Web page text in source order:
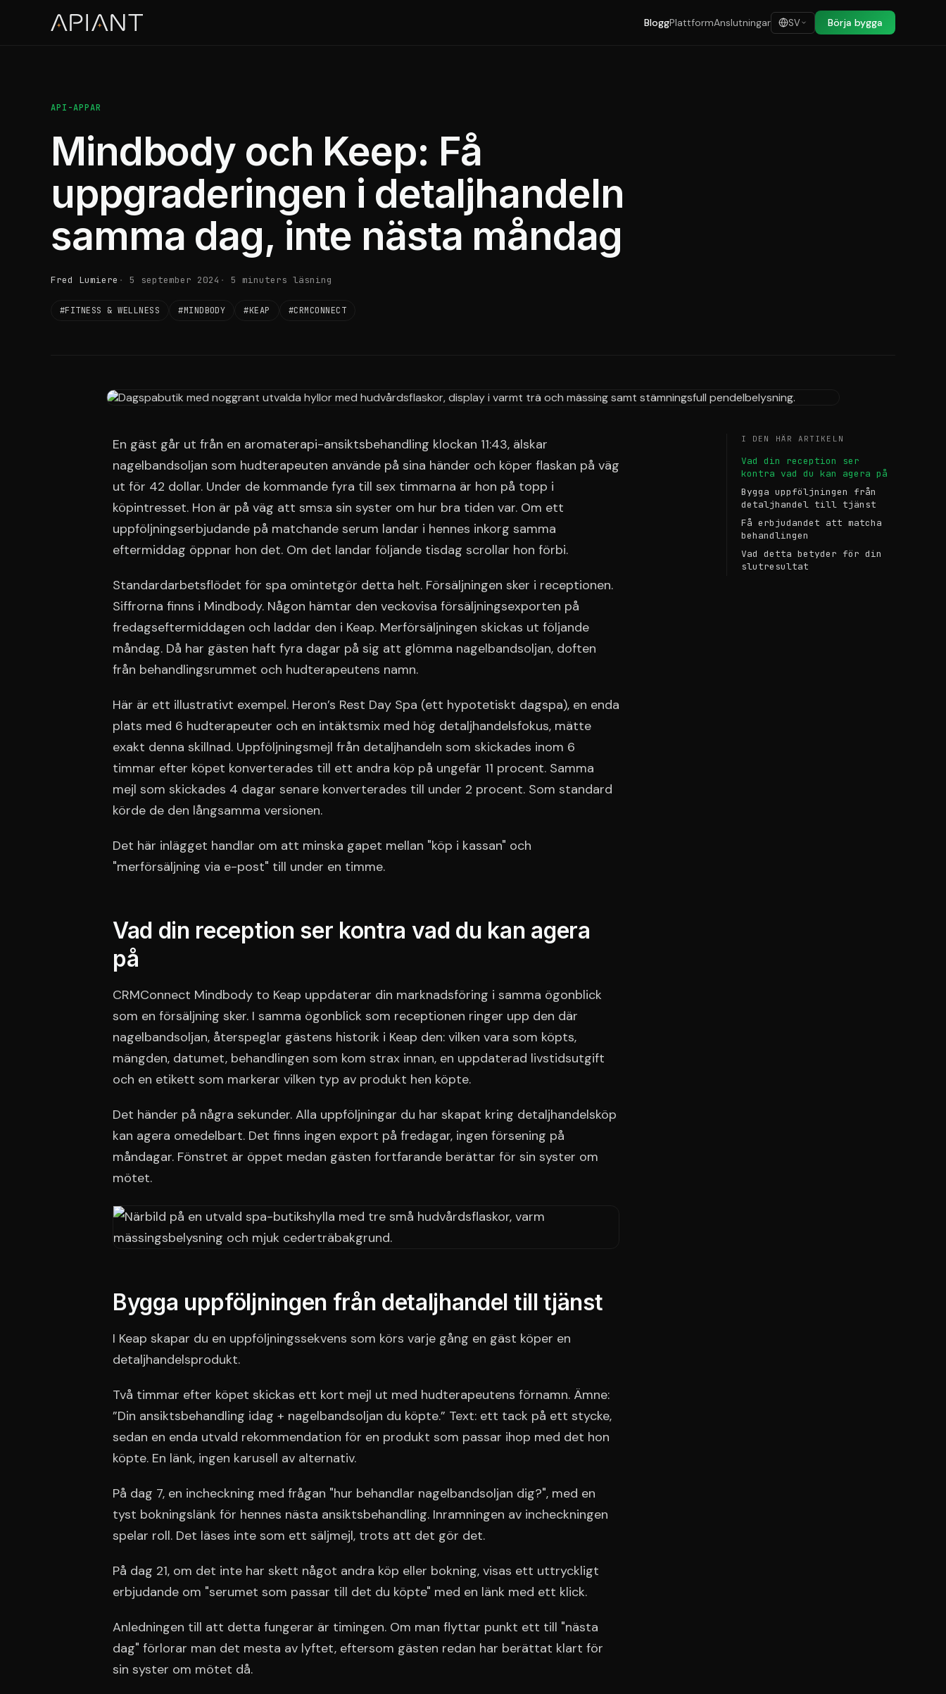
BloggPlattformAnslutningar SV Börja bygga
API-APPAR
Mindbody och Keep: Få
uppgraderingen i detaljhandeln
samma dag, inte nästa måndag
Fred Lumiere 5 september 2024 5 minuters läsning
#FITNESS & WELLNESS #MINDBODY #KEAP #CRMCONNECT
En gäst går ut från en aromaterapi-ansiktsbehandling klockan 11:43, älskar
nagelbandsoljan som hudterapeuten använde på sina händer och köper flaskan på väg
ut för 42 dollar. Under de kommande fyra till sex timmarna är hon på topp i
köpintresset. Hon är på väg att sms:a sin syster om hur bra tiden var. Om ett
uppföljningserbjudande på matchande serum landar i hennes inkorg samma
eftermiddag öppnar hon det. Om det landar följande tisdag scrollar hon förbi.
Standardarbetsflödet för spa omintetgör detta helt. Försäljningen sker i receptionen.
Siffrorna finns i Mindbody. Någon hämtar den veckovisa försäljningsexporten på
fredagseftermiddagen och laddar den i Keap. Merförsäljningen skickas ut följande
måndag. Då har gästen haft fyra dagar på sig att glömma nagelbandsoljan, doften
från behandlingsrummet och hudterapeutens namn.
Här är ett illustrativt exempel. Heron’s Rest Day Spa (ett hypotetiskt dagspa), en enda
plats med 6 hudterapeuter och en intäktsmix med hög detaljhandelsfokus, mätte
exakt denna skillnad. Uppföljningsmejl från detaljhandeln som skickades inom 6
timmar efter köpet konverterades till ett andra köp på ungefär 11 procent. Samma
mejl som skickades 4 dagar senare konverterades till under 2 procent. Som standard
körde de den långsamma versionen.
Det här inlägget handlar om att minska gapet mellan "köp i kassan" och
"merförsäljning via e-post" till under en timme.
Vad din reception ser kontra vad du kan agera
på
CRMConnect Mindbody to Keap uppdaterar din marknadsföring i samma ögonblick
som en försäljning sker. I samma ögonblick som receptionen ringer upp den där
nagelbandsoljan, återspeglar gästens historik i Keap den: vilken vara som köpts,
mängden, datumet, behandlingen som kom strax innan, en uppdaterad livstidsutgift
och en etikett som markerar vilken typ av produkt hen köpte.
Det händer på några sekunder. Alla uppföljningar du har skapat kring detaljhandelsköp
kan agera omedelbart. Det finns ingen export på fredagar, ingen försening på
måndagar. Fönstret är öppet medan gästen fortfarande berättar för sin syster om
mötet.
Bygga uppföljningen från detaljhandel till tjänst
I Keap skapar du en uppföljningssekvens som körs varje gång en gäst köper en
detaljhandelsprodukt.
Två timmar efter köpet skickas ett kort mejl ut med hudterapeutens förnamn. Ämne:
”Din ansiktsbehandling idag + nagelbandsoljan du köpte.” Text: ett tack på ett stycke,
sedan en enda utvald rekommendation för en produkt som passar ihop med det hon
köpte. En länk, ingen karusell av alternativ.
På dag 7, en incheckning med frågan "hur behandlar nagelbandsoljan dig?", med en
tyst bokningslänk för hennes nästa ansiktsbehandling. Inramningen av incheckningen
spelar roll. Det läses inte som ett säljmejl, trots att det gör det.
På dag 21, om det inte har skett något andra köp eller bokning, visas ett uttryckligt
erbjudande om "serumet som passar till det du köpte" med en länk med ett klick.
Anledningen till att detta fungerar är timingen. Om man flyttar punkt ett till "nästa
dag" förlorar man det mesta av lyftet, eftersom gästen redan har berättat klart för
sin syster om mötet då.
I DEN HÄR ARTIKELN
Vad din reception ser
kontra vad du kan agera på
Bygga uppföljningen från
detaljhandel till tjänst
Få erbjudandet att matcha
behandlingen
Vad detta betyder för din
slutresultat